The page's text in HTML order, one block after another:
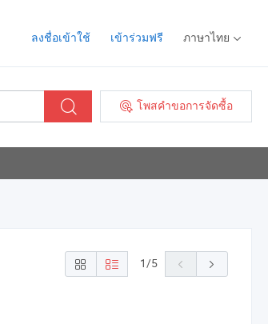
ลงชื่อเข้าใช้ เข้าร่วมฟรี ภาษาไทย
โพสคำขอการจัดซื้อ
1/5